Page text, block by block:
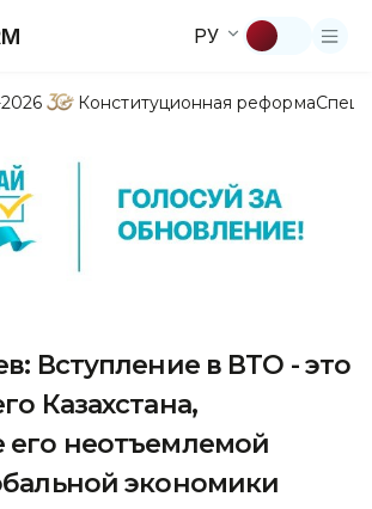
РУ
Конституционная реформа
Вступление в ВТО - это
Казахстана,
его неотъемлемой
экономики